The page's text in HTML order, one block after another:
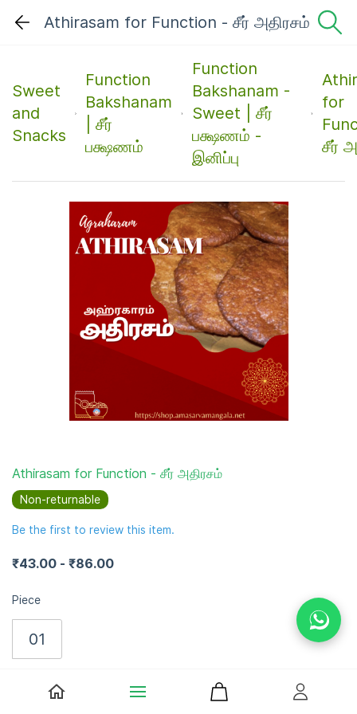
Athirasam for Function - சீர் அதிரசம்
Sweet
and
Snacks
Function
Bakshanam
| சீர்
பக்ஷணம்
Function
Bakshanam -
Sweet | சீர்
பக்ஷணம் -
இனிப்பு
for
சீர்
Be the first to review this item.
Athirasam for Function - சீர் அதிரசம்
Non-returnable
₹43.00 - ₹86.00
Piece
01
Size equivalent to Murukku's